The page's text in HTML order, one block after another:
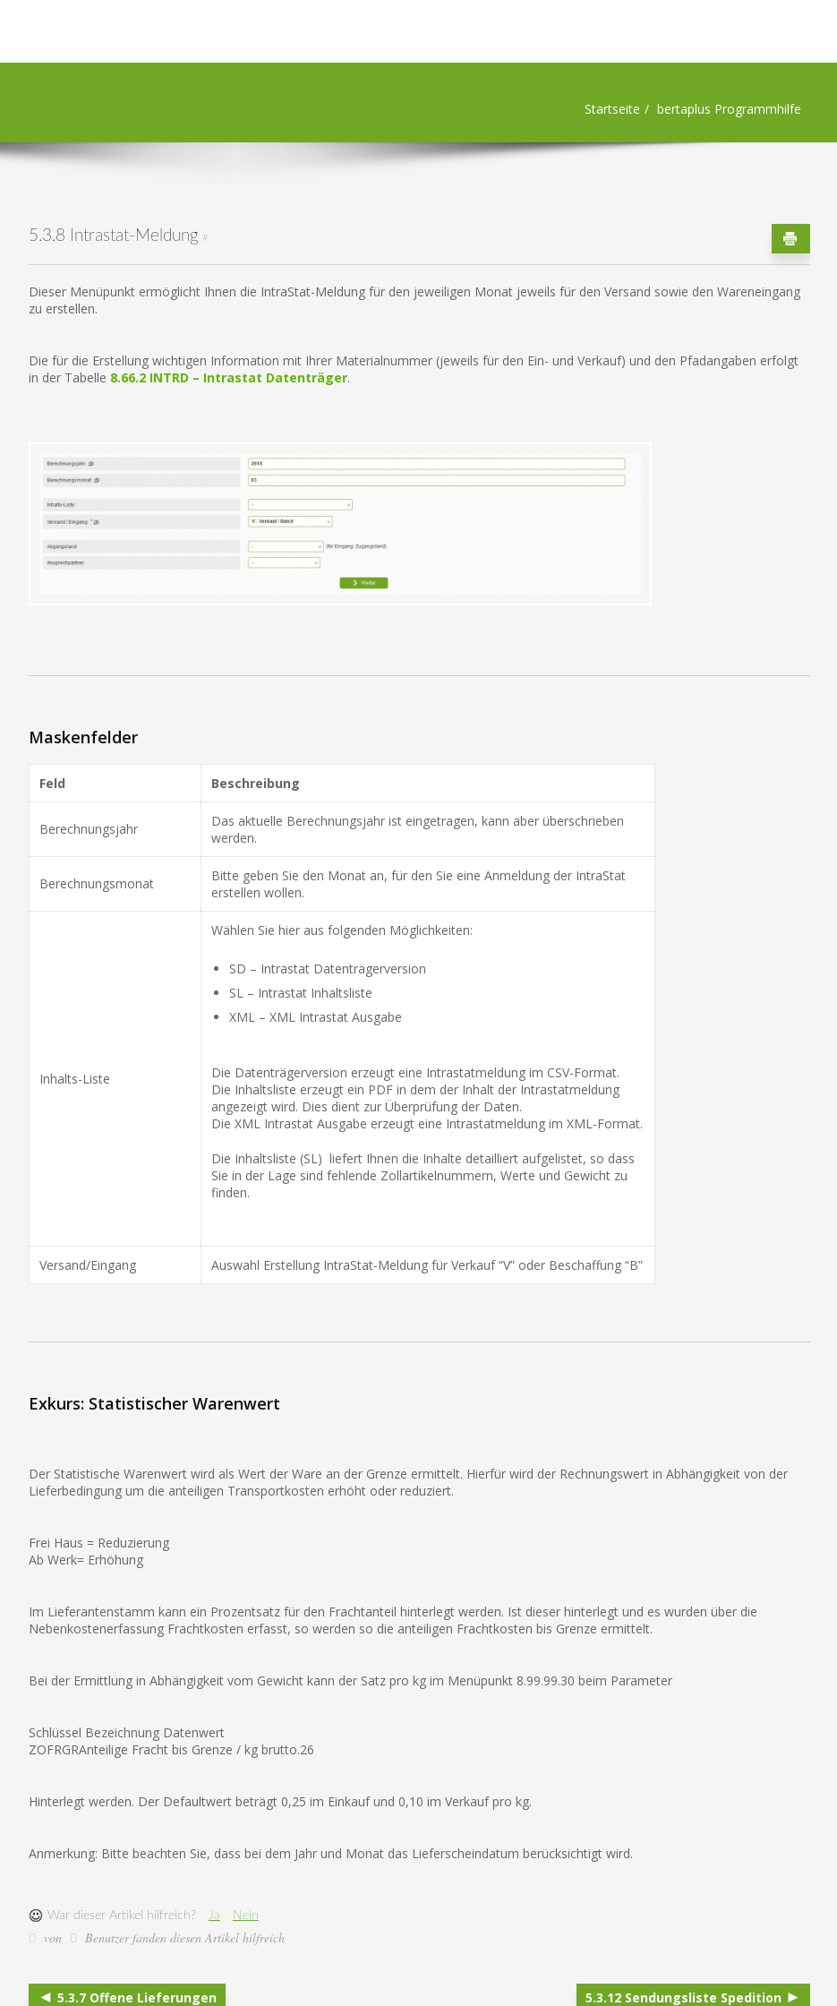
Startseite bertaplus Programmhilfe
5.3.8 Intrastat-Meldung #
Dieser Menüpunkt ermöglicht Ihnen die IntraStat-Meldung für den jeweiligen Monat jeweils für den Versand sowie den Wareneingang
zu erstellen.
Die für die Erstellung wichtigen Information mit Ihrer Materialnummer (jeweils für den Ein- und Verkauf) und den Pfadangaben erfolgt
in der Tabelle 8.66.2 INTRD – Intrastat Datenträger.
Maskenfelder
Feld Beschreibung
Berechnungsjahr
Das aktuelle Berechnungsjahr ist eingetragen, kann aber überschrieben
werden.
Berechnungsmonat
Bitte geben Sie den Monat an, für den Sie eine Anmeldung der IntraStat
erstellen wollen.
Inhalts-Liste
Wählen Sie hier aus folgenden Möglichkeiten:
SD – Intrastat Datenträgerversion
SL – Intrastat Inhaltsliste
XML – XML Intrastat Ausgabe
Die Datenträgerversion erzeugt eine Intrastatmeldung im CSV-Format.
Die Inhaltsliste erzeugt ein PDF in dem der Inhalt der Intrastatmeldung
angezeigt wird. Dies dient zur Überprüfung der Daten.
Die XML Intrastat Ausgabe erzeugt eine Intrastatmeldung im XML-Format.
Die Inhaltsliste (SL) liefert Ihnen die Inhalte detailliert aufgelistet, so dass
Sie in der Lage sind fehlende Zollartikelnummern, Werte und Gewicht zu
finden.
Versand/Eingang Auswahl Erstellung IntraStat-Meldung für Verkauf “V” oder Beschaffung “B”
Exkurs: Statistischer Warenwert
Der Statistische Warenwert wird als Wert der Ware an der Grenze ermittelt. Hierfür wird der Rechnungswert in Abhängigkeit von der
Lieferbedingung um die anteiligen Transportkosten erhöht oder reduziert.
Frei Haus = Reduzierung
Ab Werk= Erhöhung
Im Lieferantenstamm kann ein Prozentsatz für den Frachtanteil hinterlegt werden. Ist dieser hinterlegt und es wurden über die
Nebenkostenerfassung Frachtkosten erfasst, so werden so die anteiligen Frachtkosten bis Grenze ermittelt.
Bei der Ermittlung in Abhängigkeit vom Gewicht kann der Satz pro kg im Menüpunkt 8.99.99.30 beim Parameter
Schlüssel Bezeichnung Datenwert
ZOFRGRAnteilige Fracht bis Grenze / kg brutto.26
Hinterlegt werden. Der Defaultwert beträgt 0,25 im Einkauf und 0,10 im Verkauf pro kg.
Anmerkung: Bitte beachten Sie, dass bei dem Jahr und Monat das Lieferscheindatum berücksichtigt wird.
War dieser Artikel hilfreich? Ja
Nein
0
von 0 Benutzer fanden diesen Artikel hilfreich
5.3.7 Offene Lieferungen 5.3.12 Sendungsliste Spedition